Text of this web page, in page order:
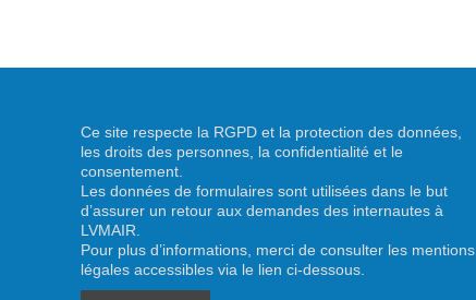
Ce site respecte la RGPD et la protection des données,
les droits des personnes, la confidentialité et le
consentement.
Les données de formulaires sont utilisées dans le but
d’assurer un retour aux demandes des internautes à
LVMAIR.
Pour plus d’informations, merci de consulter les mentions
légales accessibles via le lien ci-dessous.